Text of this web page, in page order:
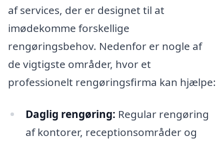
af services, der er designet til at
imødekomme forskellige
rengøringsbehov. Nedenfor er nogle af
de vigtigste områder, hvor et
professionelt rengøringsfirma kan hjælpe:
Daglig rengøring: Regular rengøring
af kontorer, receptionsområder og